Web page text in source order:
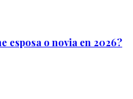
esposa o novia en 2026?